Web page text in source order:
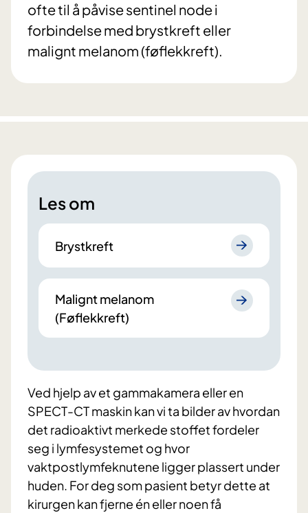
ofte til å påvise sentinel node i
forbindelse med brystkreft eller
malignt melanom (føflekkreft).
Les om
Brystkreft
Malignt melanom
(Føflekkreft)
Ved hjelp av et gammakamera eller en
SPECT-CT maskin kan vi ta bilder av hvordan
det radioaktivt merkede stoffet fordeler
seg i lymfesystemet og hvor
vaktpostlymfeknutene ligger plassert under
huden. For deg som pasient betyr dette at
kirurgen kan fjerne én eller noen få